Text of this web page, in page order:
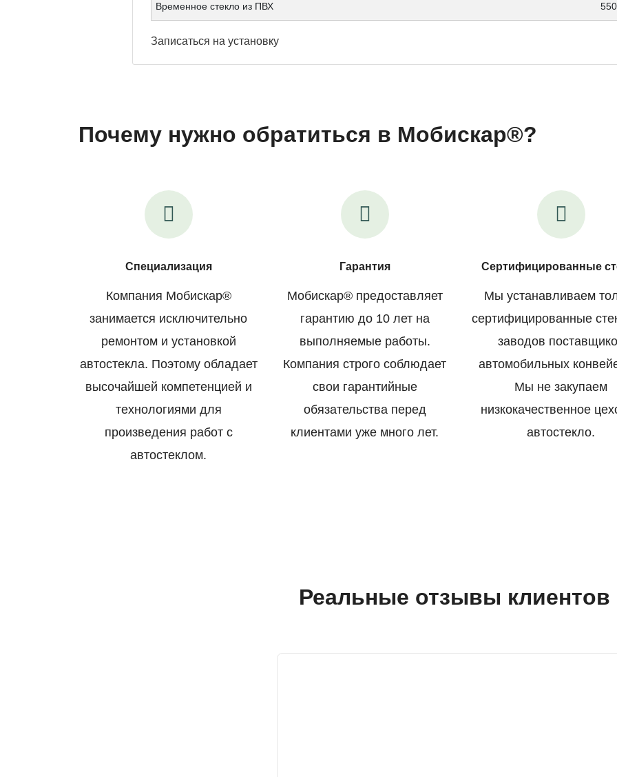
Временное стекло из ПВХ
Записаться на установку
Почему нужно обратиться в Мобискар®?
Специализация
Компания Мобискар®
занимается исключительно
ремонтом и установкой
автостекла. Поэтому обладает
высочайшей компетенцией и
технологиями для
произведения работ с
автостеклом.
Гарантия
Мобискар® предоставляет
гарантию до 10 лет на
выполняемые работы.
Компания строго соблюдает
свои гарантийные
обязательства перед
клиентами уже много лет.
Сертифицированные
Мы устанавливаем
сертифицированные
заводов
автомобильных
Мы не закупаем
низкокачественное
автостекло.
Реальные отзывы клиентов